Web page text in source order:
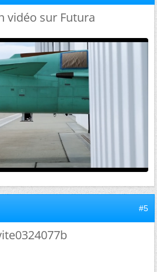
vidéo sur Futura
#5